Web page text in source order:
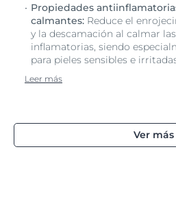
Propiedades
calmantes: Reduce el
y la descamación al calmar
inflamatorias, siendo
para pieles sensibles e
Leer más
Ver más